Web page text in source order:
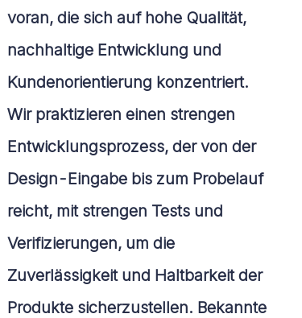
voran, die sich auf hohe Qualität,
nachhaltige Entwicklung und
Kundenorientierung konzentriert.
Wir praktizieren einen strengen
Entwicklungsprozess, der von der
Design-Eingabe bis zum Probelauf
reicht, mit strengen Tests und
Verifizierungen, um die
Zuverlässigkeit und Haltbarkeit der
Produkte sicherzustellen. Bekannte